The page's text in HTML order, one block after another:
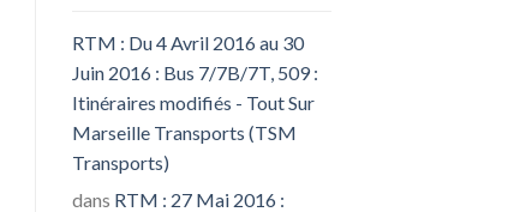
RTM : Du 4 Avril 2016 au 30
Juin 2016 : Bus 7/7B/7T, 509 :
Itinéraires modifiés - Tout Sur
Marseille Transports (TSM
Transports)
dans RTM : 27 Mai 2016 :